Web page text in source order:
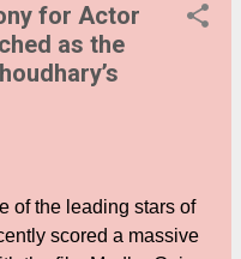
மூலம் ரசிகர்களின்
பாலாஜி மாதவன்
பெயரிடப்படாத
சிவராஜ்குமார்
மற்றும் தொழில்நுட்ப
விபரங்கள் விரைவில்
for Actor
as the
of the leading stars of
scored a massive